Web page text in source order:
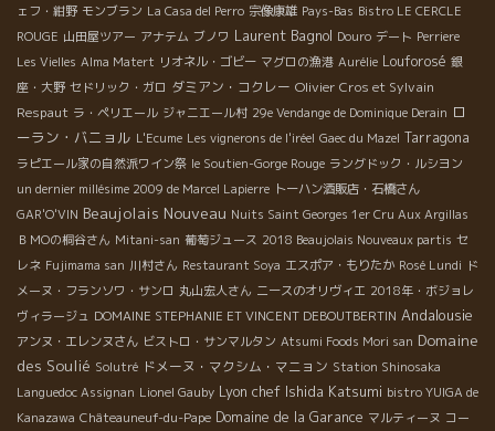
ェフ・紺野 モンブラン La Casa del Perro 宗像康雄 Pays-Bas Bistro LE CERCLE
ROUGE 山田屋ツアー アナテム ブノワ Laurent Bagnol Douro デート Perriere
Les Vielles Alma Matert リオネル・ゴビー マグロの漁港 Aurélie Louforosé 銀
座・大野 セドリック・ガロ ダミアン・コクレー Olivier Cros et Sylvain
Respaut ラ・ペリエール ジャニエール村 29e Vendange de Dominique Derain ロ
ーラン・バニョル L'Ecume Les vignerons de l'iréel Gaec du Mazel Tarragona
ラピエール家の自然派ワイン祭 le Soutien-Gorge Rouge ラングドック・ルシヨン
un dernier millésime 2009 de Marcel Lapierre トーハン酒販店・石橋さん
GAR'O'VIN Beaujolais Nouveau Nuits Saint Georges 1er Cru Aux Argillas
ＢＭОの桐谷さん Mitani-san 葡萄ジュース 2018 Beaujolais Nouveaux partis セ
レネ Fujimama san 川村さん Restaurant Soya エスポア・もりたか Rosé Lundi ド
メーヌ・フランソワ・サンロ 丸山宏人さん ニースのオリヴィエ 2018年・ボジョレ
ヴィラージュ DOMAINE STEPHANIE ET VINCENT DEBOUTBERTIN Andalousie
アンヌ・エレンヌさん ビストロ・サンマルタン Atsumi Foods Mori san Domaine
des Soulié Solutré ドメーヌ・マクシム・マニョン Station Shinosaka
Languedoc Assignan Lionel Gauby Lyon chef Ishida Katsumi bistro YUIGA de
Kanazawa Châteauneuf-du-Pape Domaine de la Garance マルティーヌ コー